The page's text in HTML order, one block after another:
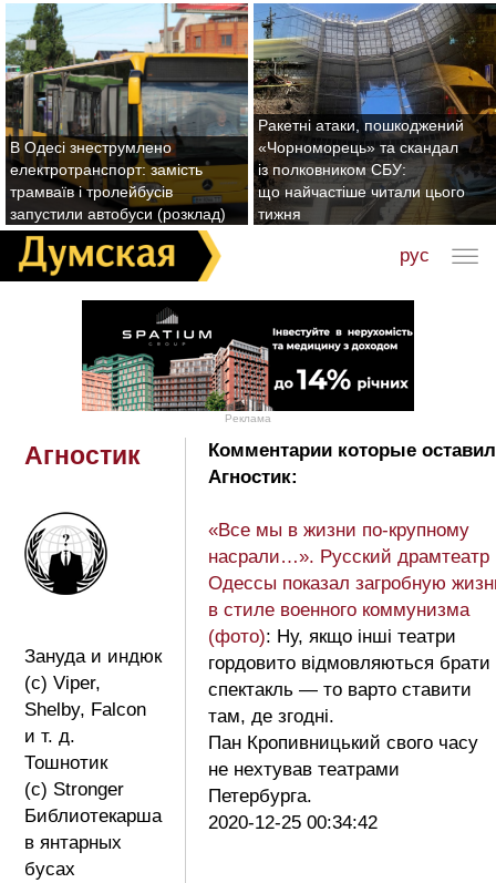
В Одесі знеструмлено
електротранспорт: замість
трамваїв і тролейбусів
запустили автобуси (розклад)
Ракетні атаки, пошкоджений
«Чорноморець» та скандал
із полковником СБУ:
що найчастіше читали цього
тижня
рус
Реклама
Агностик
Зануда и индюк
(с) Viper,
Shelby, Falcon
и т. д.
Тошнотик
(с) Stronger
Библиотекарша
в янтарных
бусах
Комментарии которые оставил
Агностик:
«Все мы в жизни по-крупному
насрали…». Русский драмтеатр
Одессы показал загробную
в стиле военного коммунизма
(фото): Ну, якщо інші театри
гордовито відмовляються брати
спектакль — то варто ставити
там, де згодні.
Пан Кропивницький свого часу
не нехтував театрами
Петербурга.
2020-12-25 00:34:42